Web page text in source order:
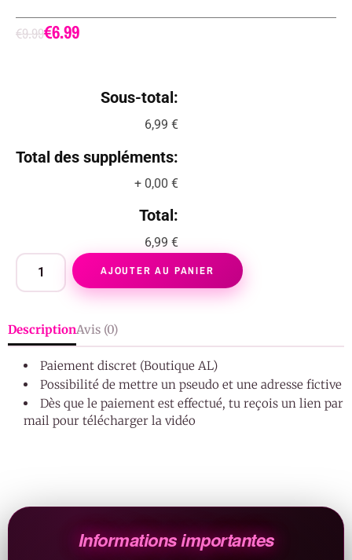
€9.99€6.99
Sous-total:
6,99 €
Total des suppléments:
+ 0,00 €
Total:
6,99 €
AJOUTER AU PANIER
DescriptionAvis (0)
Paiement discret (Boutique AL)
Possibilité de mettre un pseudo et une adresse fictive
Dès que le paiement est effectué, tu reçois un lien par
mail pour télécharger la vidéo
Informations importantes